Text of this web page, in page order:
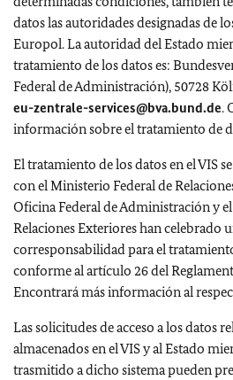
datos las autoridades designadas de
Europol. La autoridad del Estado
tratamiento de los datos es:
Federal de Administración), 50728
eu-zentrale-services@bva.bund.de.
información sobre el tratamiento de
El tratamiento de los datos en el VIS
con el Ministerio Federal de
Oficina Federal de Administración y
Relaciones Exteriores han celebrado
corresponsabilidad para el
conforme al artículo 26 del
Encontrará más información al
Las solicitudes de acceso a los datos
almacenados en el VIS y al Estado
trasmitido a dicho sistema pueden